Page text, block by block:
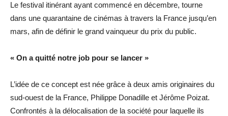
Le festival itinérant ayant commencé en décembre, tourne
dans une quarantaine de cinémas à travers la France jusqu’en
mars, afin de définir le grand vainqueur du prix du public.
« On a quitté notre job pour se lancer »
L’idée de ce concept est née grâce à deux amis originaires du
sud-ouest de la France, Philippe Donadille et Jérôme Poizat.
Confrontés à la délocalisation de la société pour laquelle ils